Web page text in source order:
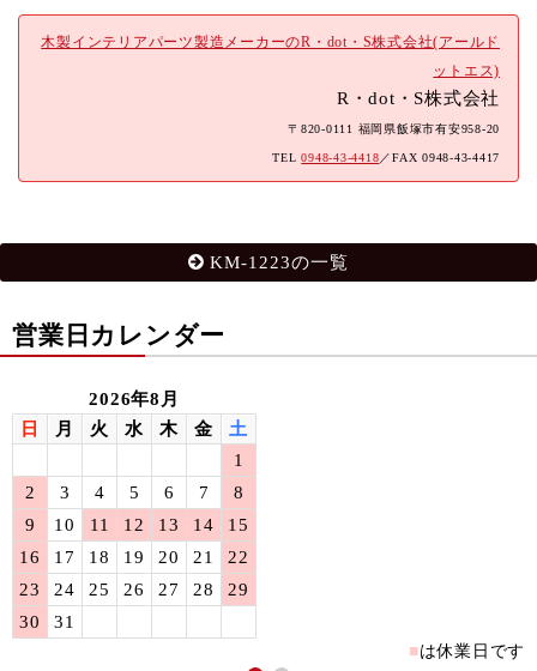
木製インテリアパーツ製造メーカーのR・dot・S株式会社(アールド
ットエス)
R・dot・S株式会社
〒820-0111 福岡県飯塚市有安958-20
TEL0948-43-4418／FAX 0948-43-4417
KM-1223の一覧
営業日カレンダー
2026年8月
日
月 火 水 木 金
土
1
2
3 4 5 6 7
8
9
10 11 12 13 14
15
16
17 18 19 20 21
22
23
24 25 26 27 28
29
30
31
■は休業日です